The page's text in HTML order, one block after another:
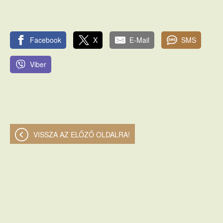
Facebook X E-Mail SMS
Viber
VISSZA AZ ELŐZŐ OLDALRA!